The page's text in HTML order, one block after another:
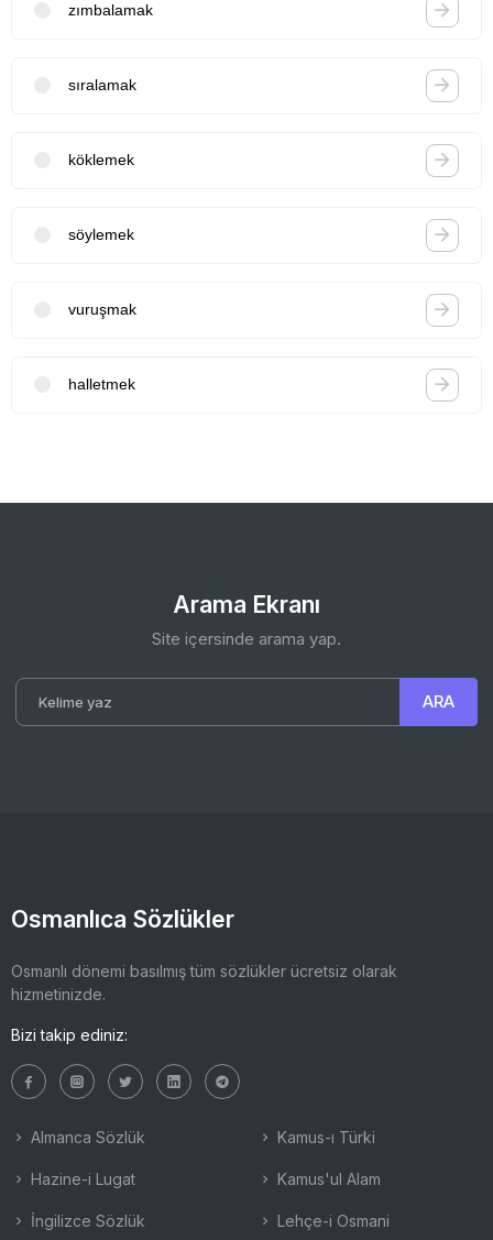
zımbalamak
sıralamak
köklemek
söylemek
vuruşmak
halletmek
Arama Ekranı
Site içersinde arama yap.
Osmanlıca Sözlükler
Osmanlı dönemi basılmış tüm sözlükler ücretsiz olarak
hizmetinizde.
Bizi takip ediniz:
Almanca Sözlük
Hazine-i Lugat
İngilizce Sözlük
Kamus-ı Türki
Kamus'ul Alam
Lehçe-i Osmani